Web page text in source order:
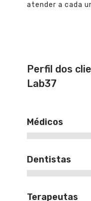
atender a cada
Perfil dos
Lab37
Médicos
Dentistas
Terapeutas